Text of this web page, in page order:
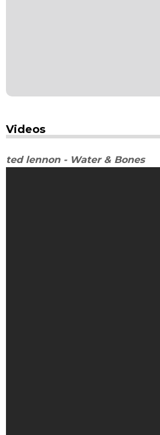
Videos
ted lennon - Water & Bones